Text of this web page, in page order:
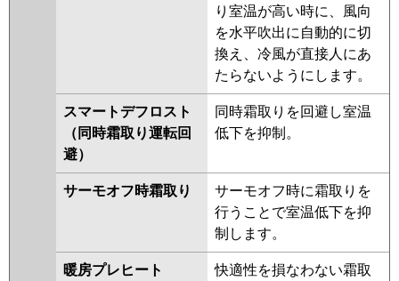
り室温が高い時に、風向
を水平吹出に自動的に切
換え、冷風が直接人にあ
たらないようにします。
スマートデフロスト
（同時霜取り運転回
避）
同時霜取りを回避し室温
低下を抑制。
サーモオフ時霜取り
サーモオフ時に霜取りを
行うことで室温低下を抑
制します。
暖房プレヒート
快適性を損なわない霜取